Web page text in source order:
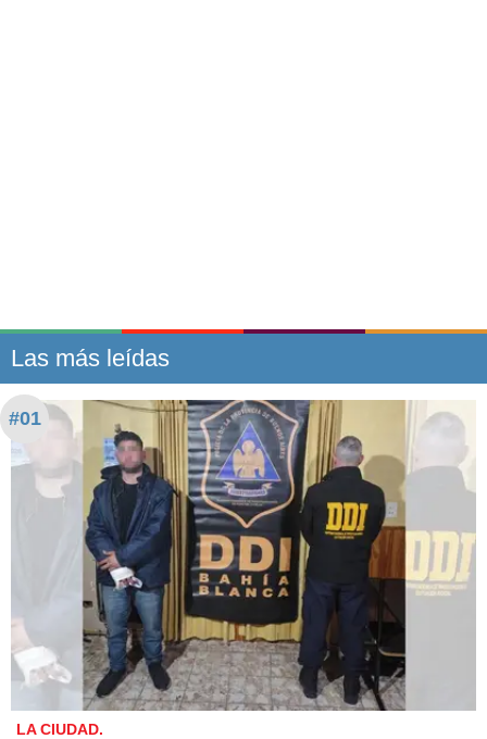
Las más leídas
#01
LA CIUDAD.